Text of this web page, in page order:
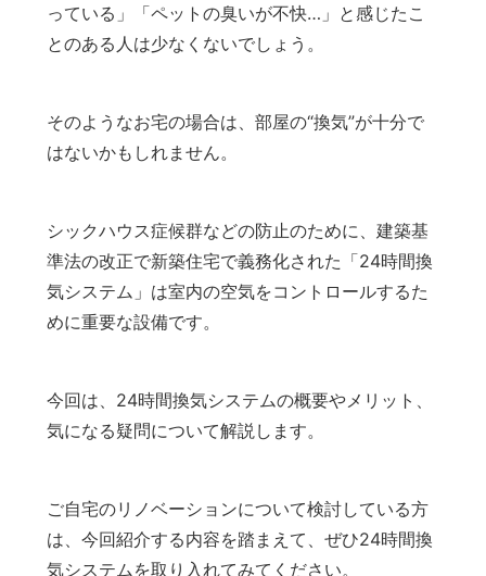
っている」「ペットの臭いが不快…」と感じたこ
とのある人は少なくないでしょう。
そのようなお宅の場合は、部屋の“換気”が十分で
はないかもしれません。
シックハウス症候群などの防止のために、建築基
準法の改正で新築住宅で義務化された「24時間換
気システム」は室内の空気をコントロールするた
めに重要な設備です。
今回は、24時間換気システムの概要やメリット、
気になる疑問について解説します。
ご自宅のリノベーションについて検討している方
は、今回紹介する内容を踏まえて、ぜひ24時間換
気システムを取り入れてみてください。